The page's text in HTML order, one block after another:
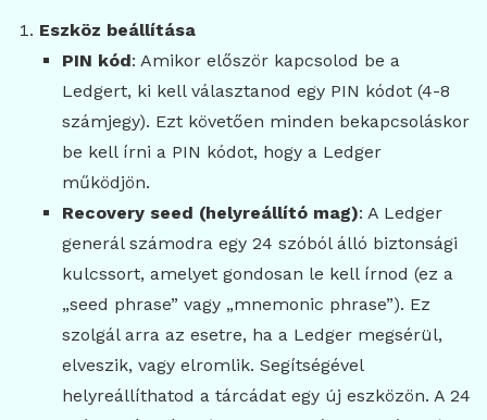
Eszköz beállítása
PIN kód: Amikor először kapcsolod be a
Ledgert, ki kell választanod egy PIN kódot (4-8
számjegy). Ezt követően minden bekapcsoláskor
be kell írni a PIN kódot, hogy a Ledger
működjön.
Recovery seed (helyreállító mag): A Ledger
generál számodra egy 24 szóból álló biztonsági
kulcssort, amelyet gondosan le kell írnod (ez a
„seed phrase” vagy „mnemonic phrase”). Ez
szolgál arra az esetre, ha a Ledger megsérül,
elveszik, vagy elromlik. Segítségével
helyreállíthatod a tárcádat egy új eszközön. A 24